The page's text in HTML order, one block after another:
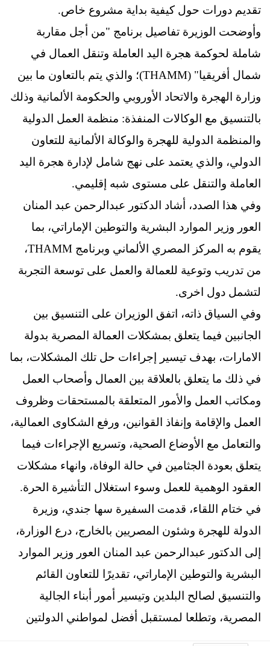
تقديم دورات حول كيفية بداية مشروع خاص.
وأوضحت الوزيرة تفاصيل برنامج "من أجل مقاربة
شاملة لحوكمة هجرة اليد العاملة وتنقل العمال في
شمال أفريقيا" (THAMM)؛ والذي يتم بالتعاون ما بين
وزارة الهجرة والاتحاد الأوروبي والحكومة الألمانية وذلك
بالتنسيق مع الوكالات المنفذة: منظمة العمل الدولية
والمنظمة الدولية للهجرة والوكالة الألمانية للتعاون
الدولي، والذي يعتمد على نهج شامل لإدارة هجرة اليد
العاملة والتنقل على مستوى شبه إقليمي.
وفي هذا الصدد، أشاد الدكتور عبدالرحمن عبد المنان
العور وزير الموارد البشرية والتوطين الإماراتي، بما
يقوم به المركز المصري الألماني وبرنامج THAMM،
من تدريب وتوعية للعمالة والعمل على توسعة التجربة
لتشمل دول اخرى.
وفي السياق ذاته، اتفق الوزيران على التنسيق بين
الجانبين فيما يتعلق بمشكلات العمالة المصرية بدولة
الامارات، بهدف تيسير إجراءات حل تلك المشكلات، بما
في ذلك ما يتعلق بالعلاقة بين العمال وأصحاب العمل
ومكاتب العمل والأمور المتعلقة بالمستحقات وظروف
العمل والإقامة وإنفاذ القوانين، ورفع الشكاوى العمالية،
والتعامل مع الأوضاع الصحية، وتسريع الإجراءات فيما
يتعلق بعودة الجثامين في حالة الوفاة، وانهاء مشكلات
العقود الوهمية للعمل وسوء استغلال التأشيرة الحرة.
في ختام اللقاء، قدمت السفيرة سها جندي، وزيرة
الدولة للهجرة وشئون المصريين بالخارج، درع الوزارة،
إلى الدكتور عبدالرحمن عبد المنان العور وزير الموارد
البشرية والتوطين الإماراتي، تقديرًا للتعاون القائم
والتنسيق لصالح البلدين وتيسير أمور أبناء الجالية
المصرية، وتطلعا لمستقبل أفضل لمواطني الدولتين